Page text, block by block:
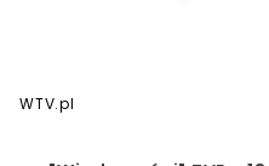
WTV.pl